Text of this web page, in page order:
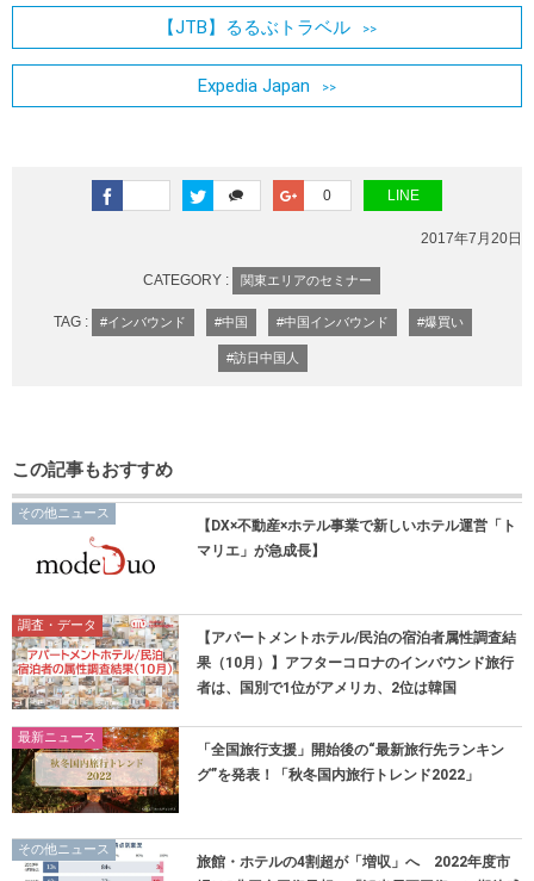
【JTB】るるぶトラベル
Expedia Japan
0 LINE
2017年7月20日
CATEGORY : 関東エリアのセミナー
TAG : #インバウンド #中国 #中国インバウンド #爆買い
#訪日中国人
この記事もおすすめ
その他ニュース
【DX×不動産×ホテル事業で新しいホテル運営「ト
マリエ」が急成長】
調査・データ
【アパートメントホテル/民泊の宿泊者属性調査結
果（10月）】アフターコロナのインバウンド旅行
者は、国別で1位がアメリカ、2位は韓国
最新ニュース
「全国旅行支援」開始後の“最新旅行先ランキン
グ”を発表！「秋冬国内旅行トレンド2022」
その他ニュース
旅館・ホテルの4割超が「増収」へ 2022年度市